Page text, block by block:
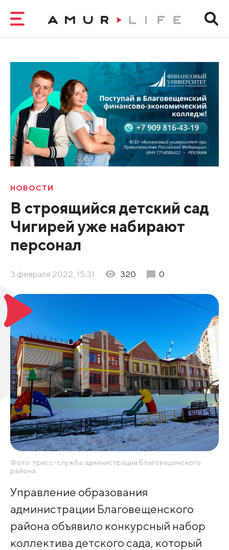
НОВОСТИ
В строящийся детский сад
Чигирей уже набирают
персонал
3 февраля 2022, 15:31 320 0
Фото: пресс-служба администрации Благовещенского
района
Управление образования
администрации Благовещенского
района объявило конкурсный набор
коллектива детского сада, который